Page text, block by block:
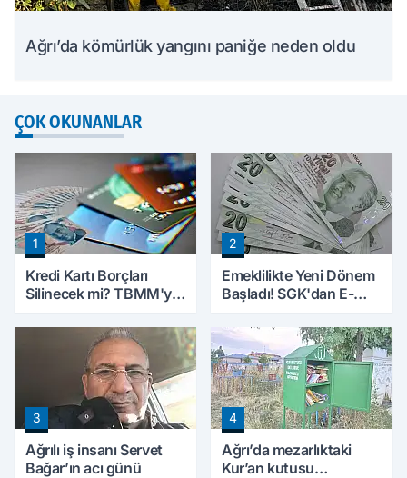
Ağrı’da kömürlük yangını paniğe neden oldu
ÇOK OKUNANLAR
1
Kredi Kartı Borçları
Silinecek mi? TBMM'ye
Ayrıntıları Belli Oldu
2
Emeklilikte Yeni Dönem
Başladı! SGK'dan E-
3
Ağrılı iş insanı Servet
Bağar’ın acı günü
4
Ağrı’da mezarlıktaki
Kur’an kutusu